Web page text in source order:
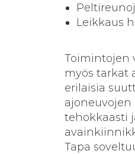
Leikkaus
Toimintojen
myös tarkat
erilaisia
ajoneuvojen
tehokkaasti
Tapa